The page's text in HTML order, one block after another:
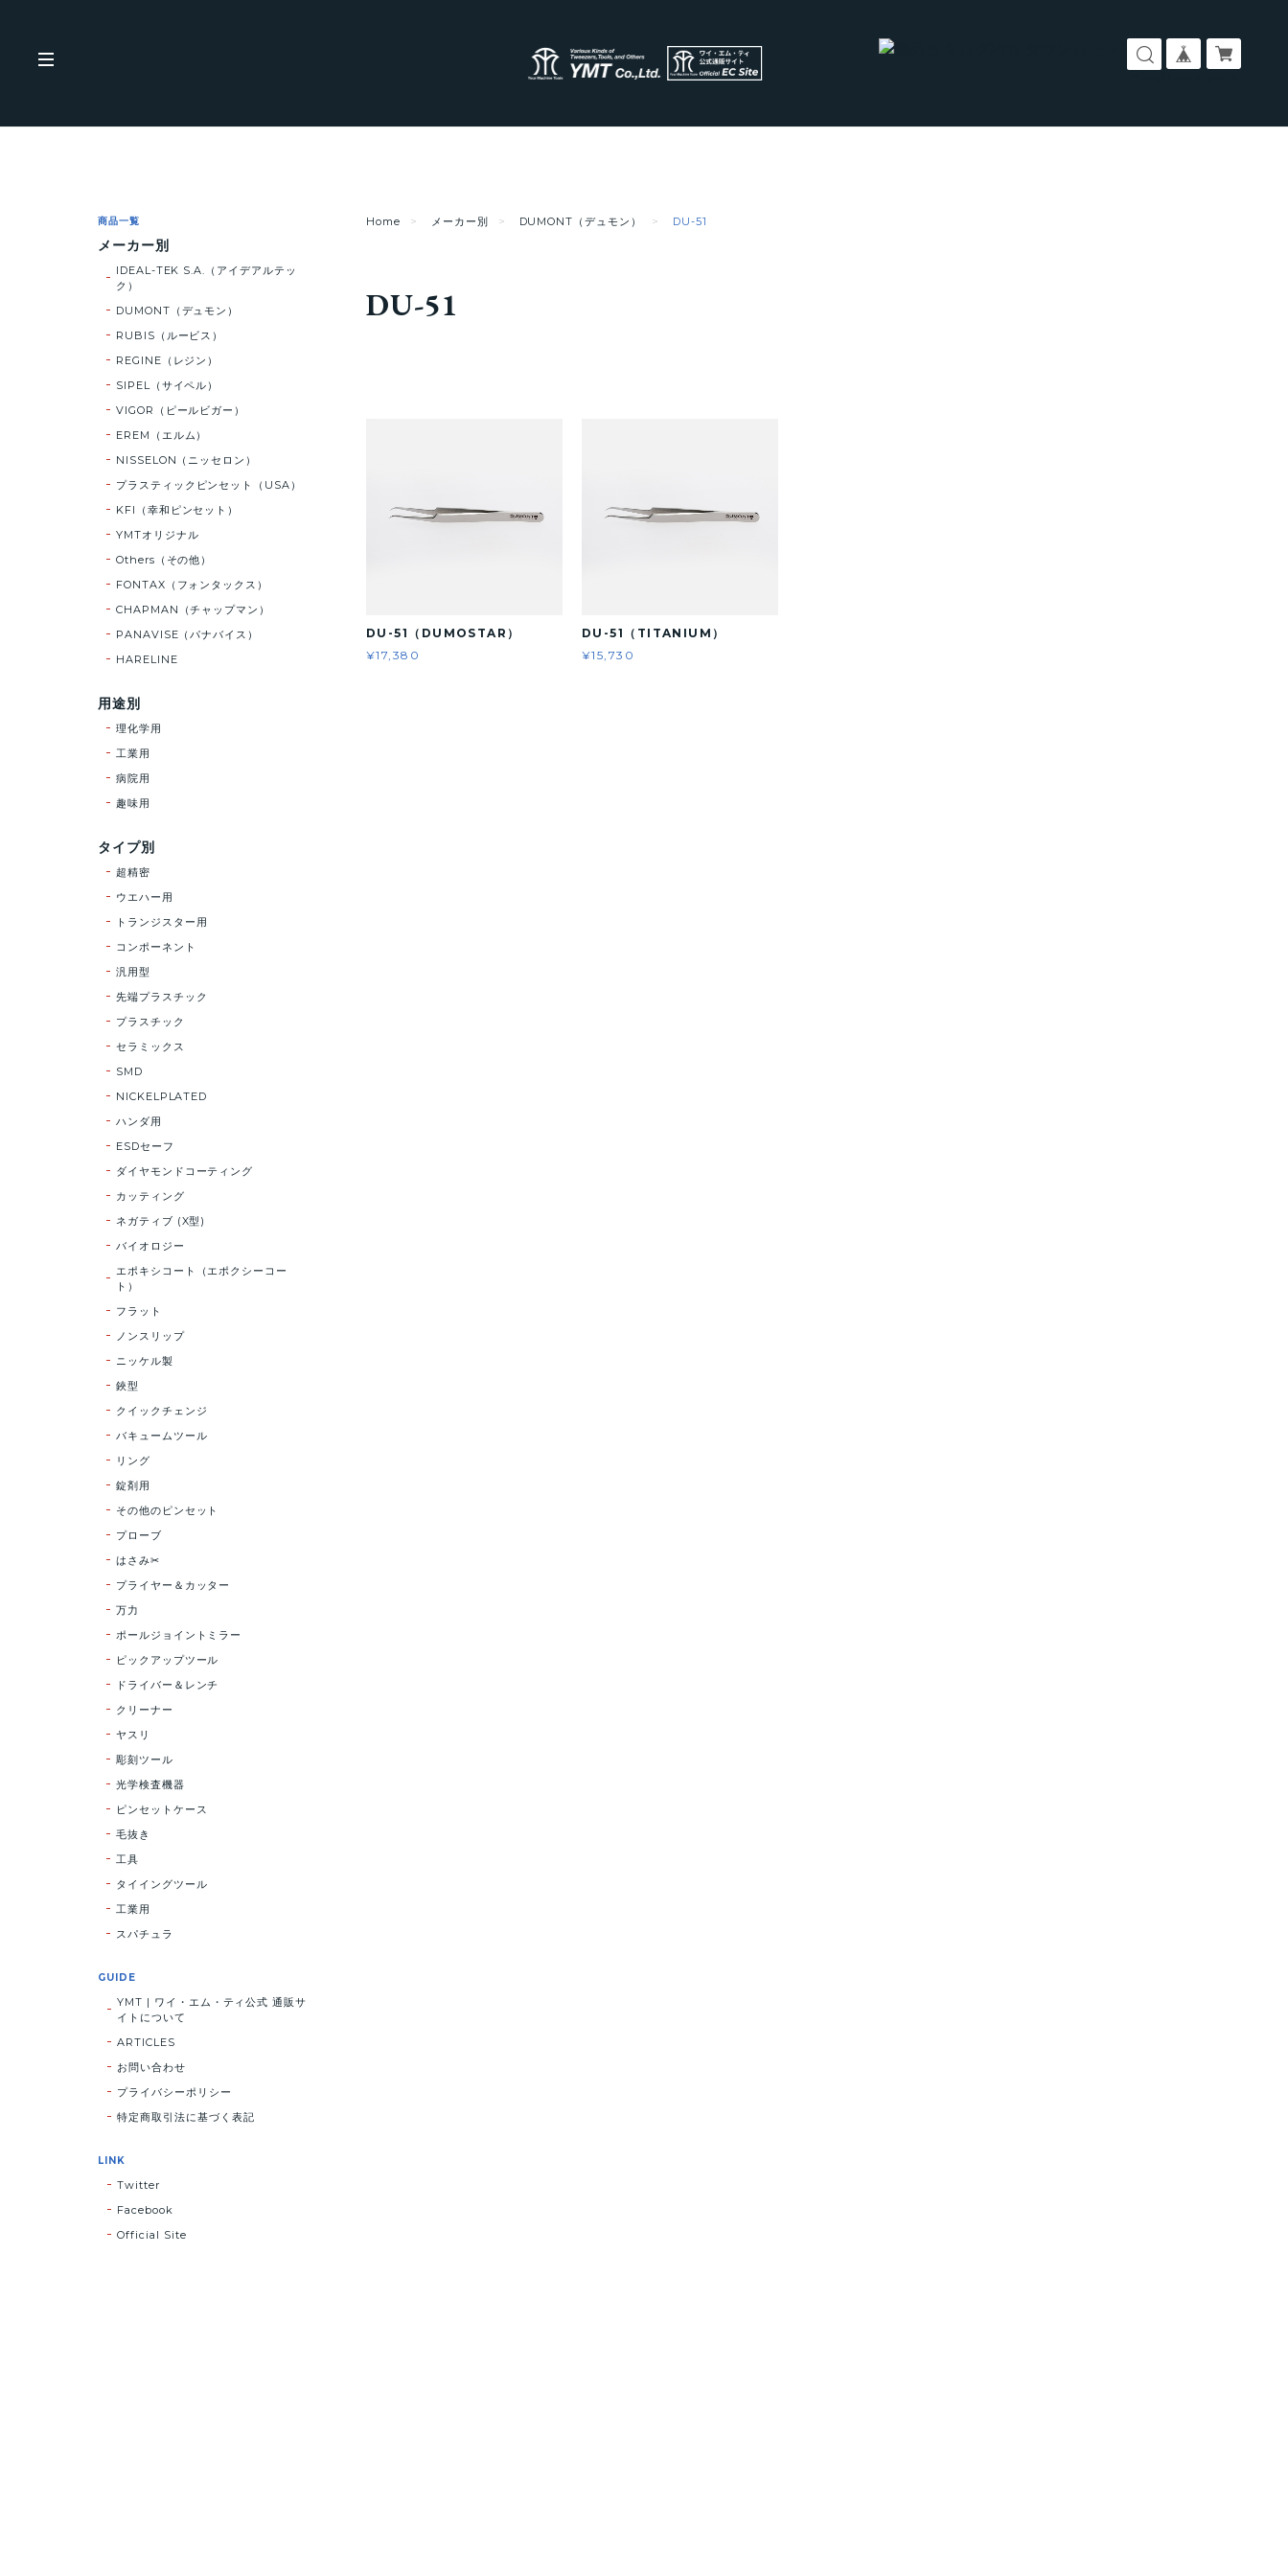
Home メーカー別 DUMONT（デュモン） DU-51
DU-51
DU-51（DUMOSTAR）
¥17,380
DU-51（TITANIUM）
¥15,730
商品一覧
メーカー別
IDEAL-TEK S.A.（アイデアルテッ
ク）
DUMONT（デュモン）
RUBIS（ルービス）
REGINE（レジン）
SIPEL（サイペル）
VIGOR（ピールビガー）
EREM（エルム）
NISSELON（ニッセロン）
プラスティックピンセット（USA）
KFI（幸和ピンセット）
YMTオリジナル
Others（その他）
FONTAX（フォンタックス）
CHAPMAN（チャップマン）
PANAVISE（パナバイス）
HARELINE
用途別
理化学用
工業用
病院用
趣味用
タイプ別
超精密
ウエハー用
トランジスター用
コンポーネント
汎用型
先端プラスチック
プラスチック
セラミックス
SMD
NICKELPLATED
ハンダ用
ESDセーフ
ダイヤモンドコーティング
カッティング
ネガティブ (X型)
バイオロジー
エポキシコート（エポクシーコー
ト）
フラット
ノンスリップ
ニッケル製
鋏型
クイックチェンジ
バキュームツール
リング
錠剤用
その他のピンセット
プローブ
はさみ✂
プライヤー＆カッター
万力
ポールジョイントミラー
ピックアップツール
ドライバー＆レンチ
クリーナー
ヤスリ
彫刻ツール
光学検査機器
ピンセットケース
毛抜き
工具
タイイングツール
工業用
スパチュラ
GUIDE
YMT | ワイ・エム・ティ公式 通販サ
イトについて
ARTICLES
お問い合わせ
プライバシーポリシー
特定商取引法に基づく表記
LINK
Twitter
Facebook
Official Site